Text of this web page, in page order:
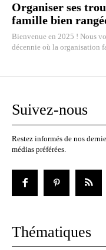
Organiser ses
famille bien
Bienvenue en 2025 ! Nous
décennie où la organisation
Suivez-nous
Restez informés de nos
médias préférées.
Thématiques